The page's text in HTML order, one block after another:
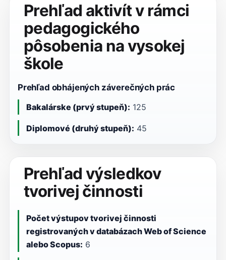
Prehľad aktivít v rámci
pedagogického
pôsobenia na vysokej
škole
Prehľad obhájených záverečných prác
Bakalárske (prvý stupeň): 125
Diplomové (druhý stupeň): 45
Prehľad výsledkov
tvorivej činnosti
Počet výstupov tvorivej činnosti
registrovaných v databázach Web of Science
alebo Scopus: 6